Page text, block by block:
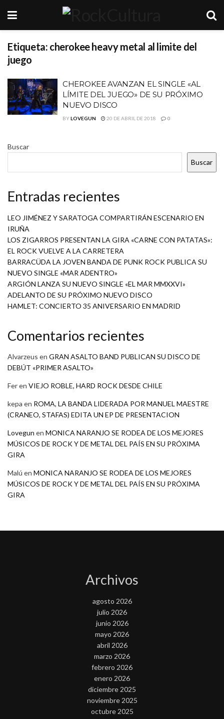
Etiqueta: cherokee heavy metal al limite del
juego
CHEROKEE AVANZAN EL SINGLE «AL
LÍMITE DEL JUEGO» DE SU PRÓXIMO
NUEVO DISCO
BYLOVEGUN 20 DE ABRIL DE 2018 0
Buscar
Buscar
Entradas recientes
LEO JIMÉNEZ Y SARATOGA COMPARTIRÁN ESCENARIO EN
IRUÑA
LOS ZIGARROS PRESENTAN LA GIRA «CARNE CON PATATAS»:
EL ROCK VUELVE A LA CARRETERA
BARRACÜDA LA JOVEN BANDA DE PUNK ROCK PUBLICA SU
NUEVO SINGLE «MAR ADENTRO»
ARGIÓN LANZA SU NUEVO SINGLE «EL MAR MMXXVI»
ADELANTO DE SU PRÓXIMO NUEVO DISCO
HAMLET: CONCIERTO 35 ANIVERSARIO EN MADRID
Comentarios recientes
Alvarzeus en GRAN ASALTO BAND PUBLICAN SU DISCO DE
DEBÚT «PRIMER ASALTO»
Feren VIEJO ROBLE, HARD ROCK DESDE CHILE
kepa en ROMA, LA BANDA LIDERADA POR MANUEL MAESTRE
(CRANEO, STAFAS) EDITA UN EP DE PRESENTACION
Lovegun en MONICA NARANJO SE RODEA DE LOS MEJORES
MÚSICOS DE ROCK Y DE METAL DEL PAÍS EN SU PRÓXIMA
GIRA
Malú en MONICA NARANJO SE RODEA DE LOS MEJORES
MÚSICOS DE ROCK Y DE METAL DEL PAÍS EN SU PRÓXIMA
GIRA
Archivos
agosto 2026
julio 2026
junio 2026
mayo 2026
abril 2026
marzo 2026
febrero 2026
enero 2026
diciembre 2025
noviembre 2025
octubre 2025